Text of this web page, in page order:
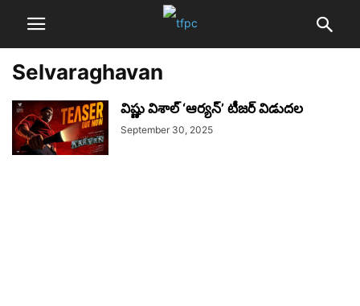
Selvaraghavan
విష్ణు విశాల్ ‘ఆర్యన్’ టీజర్ విడుదల
September 30, 2025